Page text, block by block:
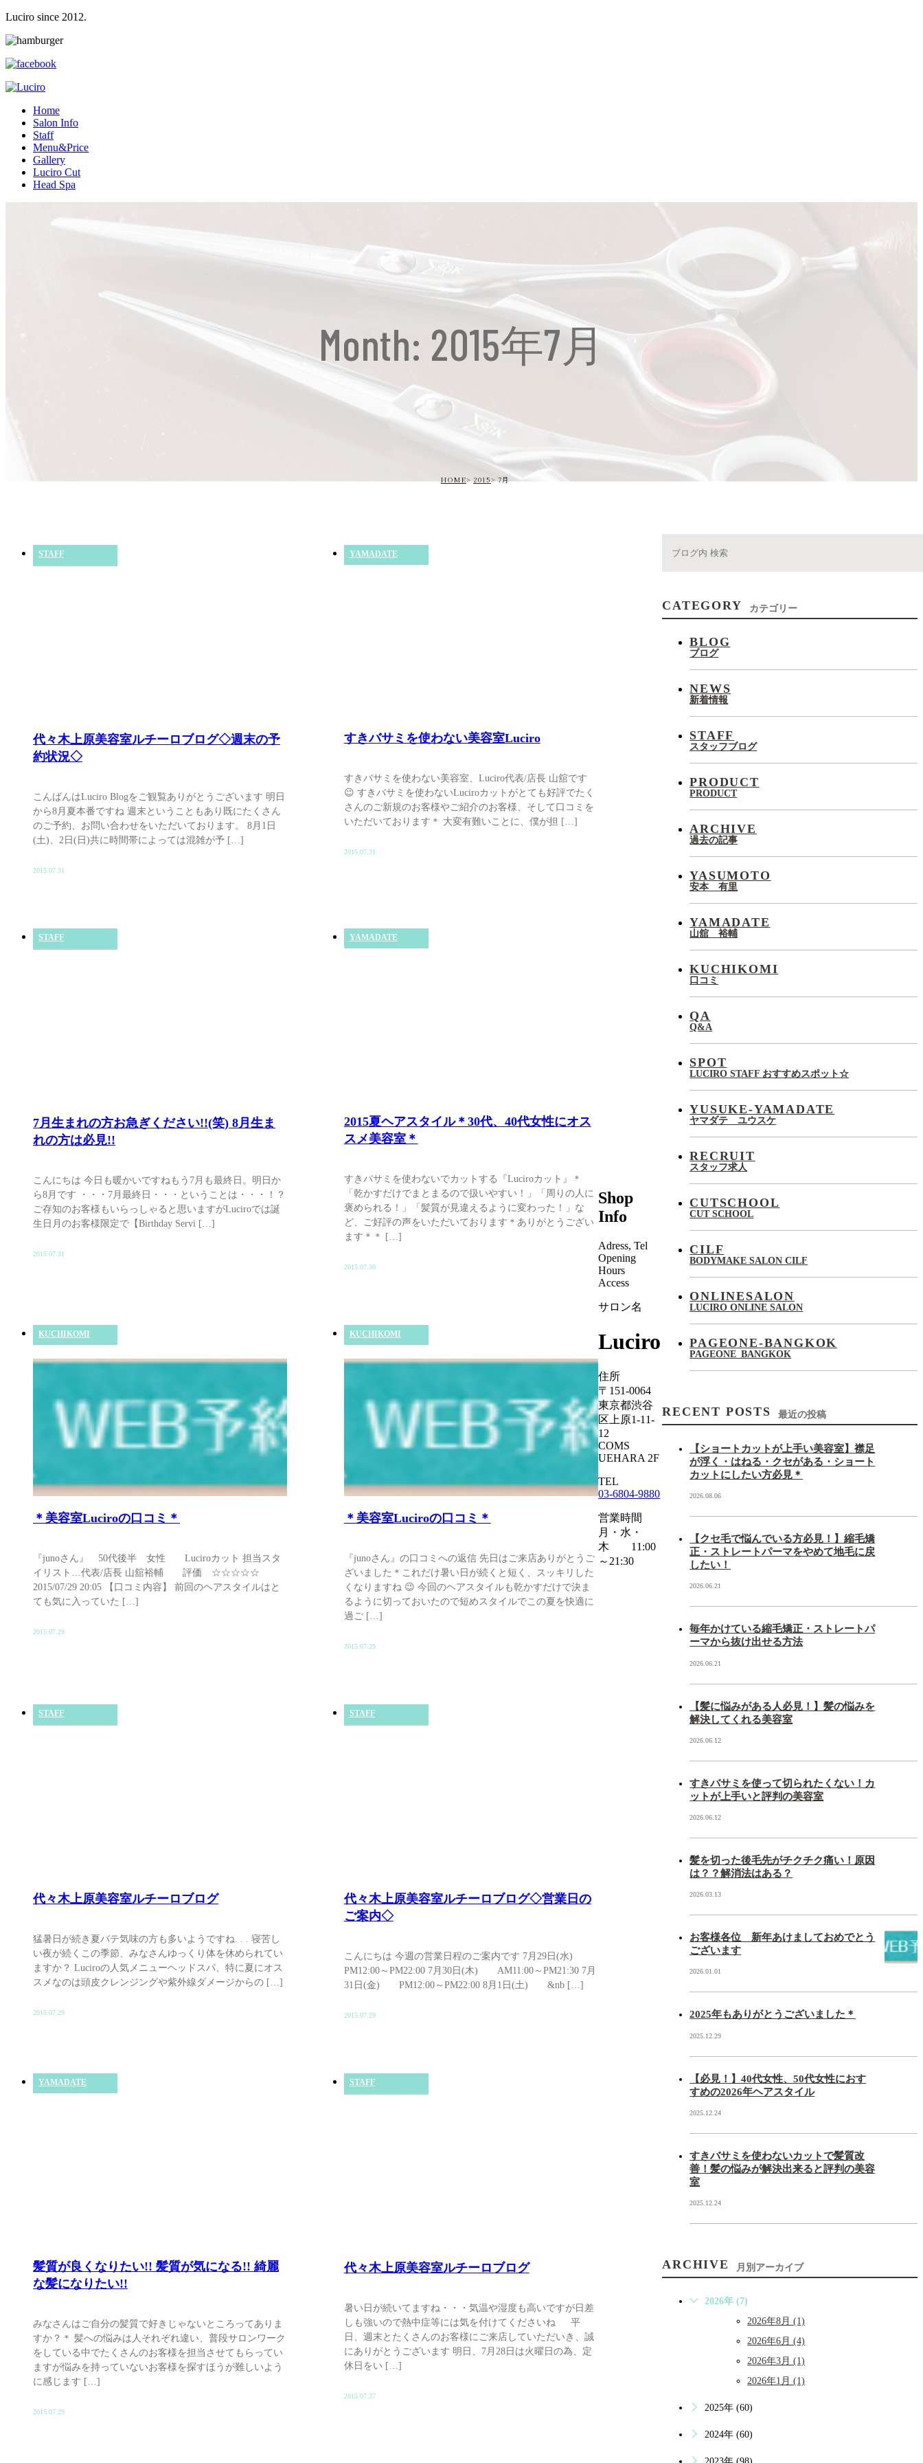
Luciro since 2012.
Home
Salon Info
Staff
Menu&Price
Gallery
Luciro Cut
Head Spa
Month: 2015年7月
HOME 2015 7月
STAFF
代々木上原美容室ルチーロブログ◇週末の予
約状況◇
こんばんはLuciro Blogをご観覧ありがとうございます 明日
から8月夏本番ですね 週末ということもあり既にたくさん
のご予約、お問い合わせをいただいております。 8月1日
(土)、2日(日)共に時間帯によっては混雑が予 […]
2015.07.31
YAMADATE
すきバサミを使わない美容室Luciro
すきバサミを使わない美容室、Luciro代表/店長 山舘です
😉 すきバサミを使わないLuciroカットがとても好評でたく
さんのご新規のお客様やご紹介のお客様、そして口コミを
いただいております＊ 大変有難いことに、僕が担 […]
2015.07.31
STAFF
7月生まれの方お急ぎください!!(笑) 8月生ま
れの方は必見!!
こんにちは 今日も暖かいですねもう7月も最終日。明日か
ら8月です ・・・7月最終日・・・ということは・・・！？
ご存知のお客様もいらっしゃると思いますがLuciroでは誕
生日月のお客様限定で【Birthday Servi […]
2015.07.31
YAMADATE
2015夏ヘアスタイル＊30代、40代女性にオス
スメ美容室＊
すきバサミを使わないでカットする『Luciroカット』＊
「乾かすだけでまとまるので扱いやすい！」「周りの人に
褒められる！」「髪質が見違えるように変わった！」な
ど、ご好評の声をいただいております＊ありがとうござい
ます＊＊ […]
2015.07.30
KUCHIKOMI
＊美容室Luciroの口コミ＊
『junoさん』 50代後半 女性 Luciroカット 担当スタ
イリスト…代表/店長 山舘裕輔 評価 ☆☆☆☆☆
2015/07/29 20:05 【口コミ内容】 前回のヘアスタイルはと
ても気に入っていた […]
2015.07.29
KUCHIKOMI
＊美容室Luciroの口コミ＊
『junoさん』の口コミへの返信 先日はご来店ありがとうご
ざいました＊これだけ暑い日が続くと短く、スッキリした
くなりますね 😉 今回のヘアスタイルも乾かすだけで決ま
るように切っておいたので短めスタイルでこの夏を快適に
過ご […]
2015.07.29
STAFF
代々木上原美容室ルチーロブログ
猛暑日が続き夏バテ気味の方も多いようですね. . . 寝苦し
い夜が続くこの季節、みなさんゆっくり体を休められてい
ますか？ Luciroの人気メニューヘッドスパ、特に夏にオス
スメなのは頭皮クレンジングや紫外線ダメージからの […]
2015.07.29
STAFF
代々木上原美容室ルチーロブログ◇営業日の
ご案内◇
こんにちは 今週の営業日程のご案内です 7月29日(水)
PM12:00～PM22:00 7月30日(木) AM11:00～PM21:30 7月
31日(金) PM12:00～PM22:00 8月1日(土) &nb […]
2015.07.29
YAMADATE
髪質が良くなりたい!! 髪質が気になる!! 綺麗
な髪になりたい!!
みなさんはご自分の髪質で好きじゃないところってありま
すか？＊ 髪への悩みは人それぞれ違い、普段サロンワーク
をしている中でたくさんのお客様を担当させてもらってい
ますが悩みを持っていないお客様を探すほうが難しいよう
に感じます […]
2015.07.29
STAFF
代々木上原美容室ルチーロブログ
暑い日が続いてますね・・・気温や湿度も高いですが日差
しも強いので熱中症等には気を付けてくださいね 平
日、週末とたくさんのお客様にご来店していただいき、誠
にありがとうございます 明日、7月28日は火曜日の為、定
休日をい […]
2015.07.27
CATEGORY カテゴリー
BLOG
ブログ
NEWS
新着情報
STAFF
スタッフブログ
PRODUCT
PRODUCT
ARCHIVE
過去の記事
YASUMOTO
安本 有里
YAMADATE
山舘 裕輔
KUCHIKOMI
口コミ
QA
Q&A
SPOT
LUCIRO STAFF おすすめスポット☆
YUSUKE-YAMADATE
ヤマダテ ユウスケ
RECRUIT
スタッフ求人
CUTSCHOOL
CUT SCHOOL
CILF
BODYMAKE SALON CILF
ONLINESALON
LUCIRO ONLINE SALON
PAGEONE-BANGKOK
PAGEONE_BANGKOK
RECENT POSTS 最近の投稿
【ショートカットが上手い美容室】襟足
が浮く・はねる・クセがある・ショート
カットにしたい方必見＊
2026.08.06
【クセ毛で悩んでいる方必見！】縮毛矯
正・ストレートパーマをやめて地毛に戻
したい！
2026.06.21
毎年かけている縮毛矯正・ストレートパ
ーマから抜け出せる方法
2026.06.21
【髪に悩みがある人必見！】髪の悩みを
解決してくれる美容室
2026.06.12
すきバサミを使って切られたくない！カ
ットが上手いと評判の美容室
2026.06.12
髪を切った後毛先がチクチク痛い！原因
は？？解消法はある？
2026.03.13
お客様各位 新年あけましておめでとう
ございます
2026.01.01
2025年もありがとうございました＊
2025.12.29
【必見！】40代女性、50代女性におす
すめの2026年ヘアスタイル
2025.12.24
すきバサミを使わないカットで髪質改
善！髪の悩みが解決出来ると評判の美容
室
2025.12.24
ARCHIVE 月別アーカイブ
2026年 (7)
2026年8月 (1)
2026年6月 (4)
2026年3月 (1)
2026年1月 (1)
2025年 (60)
2024年 (60)
Shop
Info
Adress, Tel
Opening
Hours
Access
サロン名
Luciro
住所
〒151-0064
東京都渋谷
区上原1-11-
12
COMS
UEHARA 2F
TEL
03-6804-9880
営業時間
月・水・
木 11:00
～21:30